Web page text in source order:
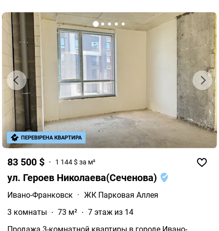
83 500 $ 1 144 $ за м²
ул. Героев Николаева(Сеченова)
Ивано-Франковск · ЖК Парковая Аллея
3 комнаты
73 м²
7 этаж из 14
Продажа 3-комнатной квартиры в городе Ивано-
ПЕРЕВІРЕНА КВАРТИРА